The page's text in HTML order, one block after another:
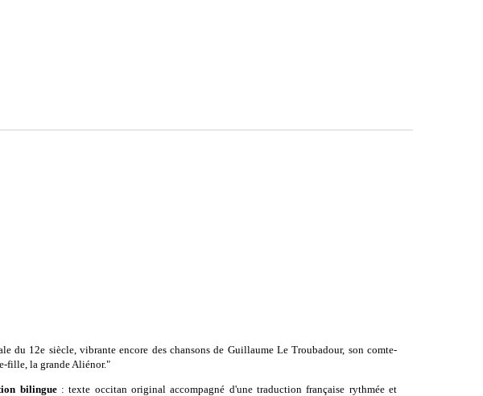
du 12e siècle, vibrante encore des chansons de Guillaume Le Troubadour, son comte-
fille, la grande Aliénor."
bilingue: texte occitan original accompagné d'une traduction française rythmée et